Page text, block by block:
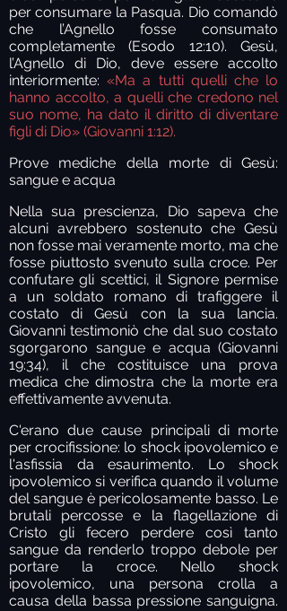
per consumare la Pasqua. Dio comandò
che l’Agnello fosse consumato
completamente (Esodo 12:10). Gesù,
l’Agnello di Dio, deve essere accolto
interiormente:«Ma a tutti quelli che lo
hanno accolto, a quelli che credono nel
suo nome, ha dato il diritto di diventare
figli di Dio» (Giovanni 1:12).
Prove mediche della morte di Gesù:
sangue e acqua
Nella sua prescienza, Dio sapeva che
alcuni avrebbero sostenuto che Gesù
non fosse mai veramente morto, ma che
fosse piuttosto svenuto sulla croce. Per
confutare gli scettici, il Signore permise
a un soldato romano di trafiggere il
costato di Gesù con la sua lancia.
Giovanni testimoniò che dal suo costato
sgorgarono sangue e acqua (Giovanni
19:34), il che costituisce una prova
medica che dimostra che la morte era
effettivamente avvenuta.
C'erano due cause principali di morte
per crocifissione: lo shock ipovolemico e
l'asfissia da esaurimento. Lo shock
ipovolemico si verifica quando il volume
del sangue è pericolosamente basso. Le
brutali percosse e la flagellazione di
Cristo gli fecero perdere così tanto
sangue da renderlo troppo debole per
portare la croce. Nello shock
ipovolemico, una persona crolla a
causa della bassa pressione sanguigna.